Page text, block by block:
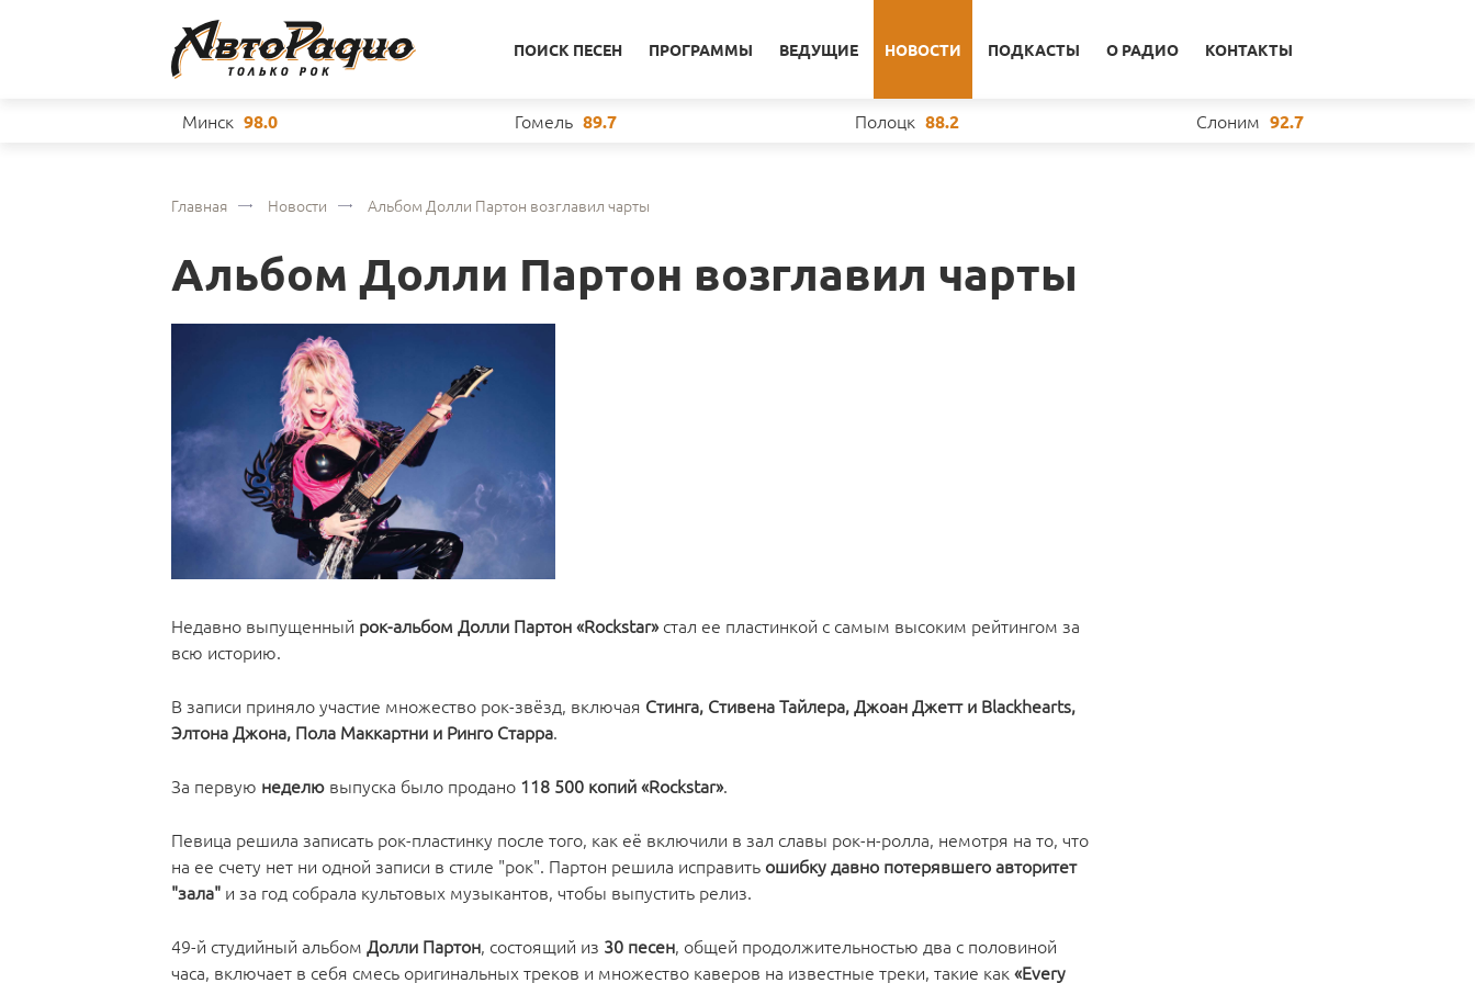
ПОИСК ПЕСЕН ПРОГРАММЫ ВЕДУЩИЕ НОВОСТИ ПОДКАСТЫ О РАДИО КОНТАКТЫ
Минск 98.0 Гомель 89.7 Полоцк 88.2 Слоним 92.7
Главная Новости Альбом Долли Партон возглавил чарты
Альбом Долли Партон возглавил чарты
Недавно выпущенный рок-альбом Долли Партон «Rockstar»стал ее пластинкой с самым высоким рейтингом за
всю историю.
В записи приняло участие множество рок-звёзд, включая Стинга, Стивена Тайлера, Джоан Джетт и Blackhearts,
Элтона Джона, Пола Маккартни и Ринго Старра.
За первую неделю выпуска было продано 118 500 копий «Rockstar».
Певица решила записать рок-пластинку после того, как её включили в зал славы рок-н-ролла, немотря на то, что
на ее счету нет ни одной записи в стиле "рок". Партон решила исправить ошибку давно потерявшего авторитет
"зала" и за год собрала культовых музыкантов, чтобы выпустить релиз.
49-й студийный альбом Долли Партон, состоящий из 30 песен, общей продолжительностью два с половиной
часа, включает в себя смесь оригинальных треков и множество каверов на известные треки, такие как «Every